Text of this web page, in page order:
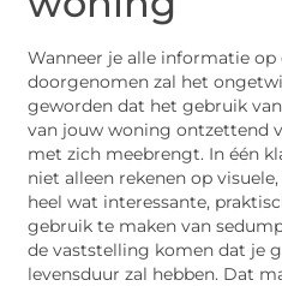
Wanneer je alle informatie op
doorgenomen zal het
geworden dat het gebruik
van jouw woning ontzettend
met zich meebrengt. In één
niet alleen rekenen op
heel wat interessante,
gebruik te maken van
de vaststelling komen dat je
levensduur zal hebben. Dat